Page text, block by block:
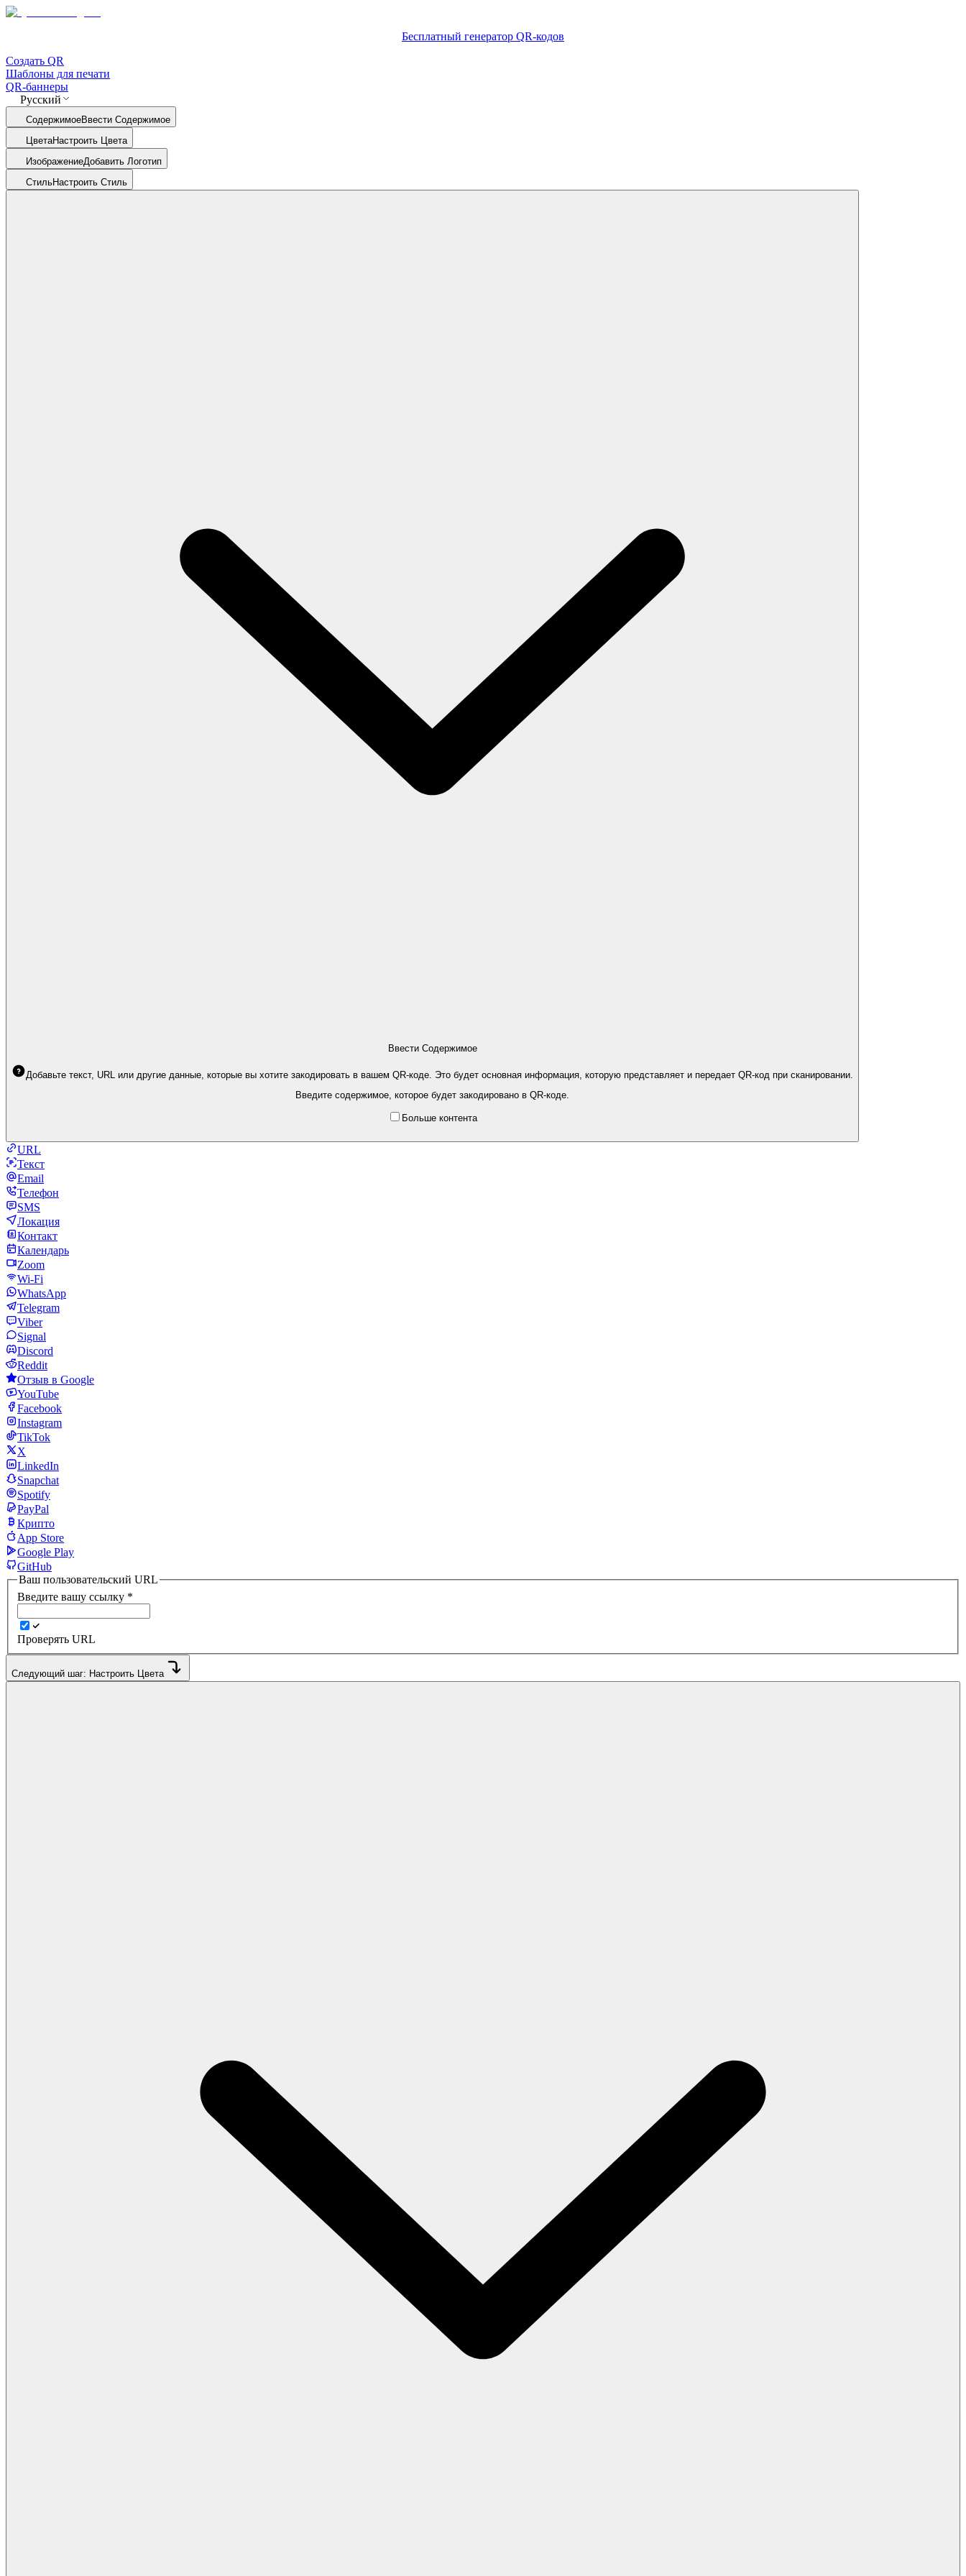
Бесплатный генератор QR-кодов
Создать QR
Шаблоны для печати
QR-баннеры
Русский
СодержимоеВвести Содержимое
ЦветаНастроить Цвета
ИзображениеДобавить Логотип
СтильНастроить Стиль
Ввести Содержимое
Добавьте текст, URL или другие данные, которые вы хотите закодировать в вашем QR-коде. Это будет основная информация, которую представляет и передает QR-код при сканировании.
Введите содержимое, которое будет закодировано в QR-коде.
Больше контента
URL
Текст
Email
Телефон
SMS
Локация
Контакт
Календарь
Zoom
Wi-Fi
WhatsApp
Telegram
Viber
Signal
Discord
Reddit
Отзыв в Google
YouTube
Facebook
Instagram
TikTok
X
LinkedIn
Snapchat
Spotify
PayPal
Крипто
App Store
Google Play
GitHub
Ваш пользовательский URL
Введите вашу ссылку *
Проверять URL
Следующий шаг: Настроить Цвета